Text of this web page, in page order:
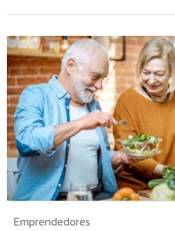
Emprendedores